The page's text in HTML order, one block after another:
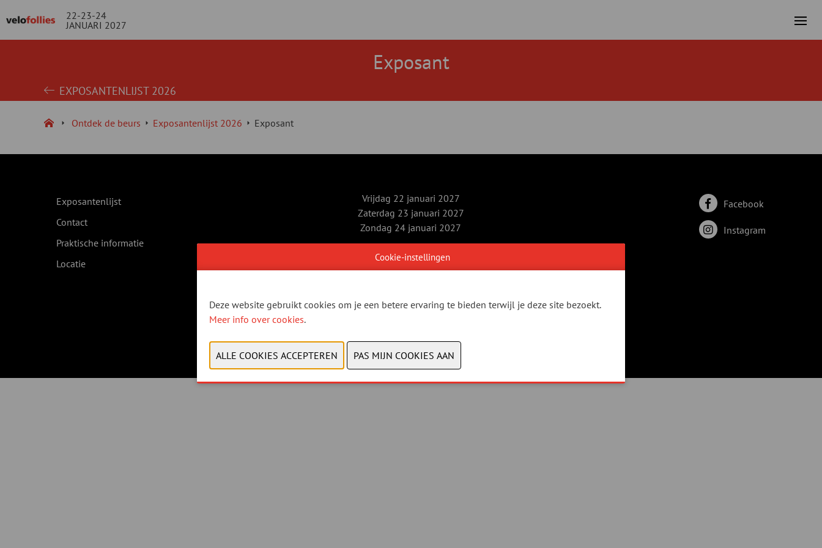
22-23-24
JANUARI 2027
Exposant
EXPOSANTENLIJST 2026
Ontdek de beurs Exposantenlijst 2026 Exposant
Exposantenlijst
Contact
Praktische informatie
Locatie
Vrijdag 22 januari 2027
Zaterdag 23 januari 2027
Zondag 24 januari 2027
Xpo Group
velofollies@kortrijkxpo.com
Facebook
Instagram
Privacy policy
Cookies bekijken
Cookie-instellingen
Deze website gebruikt cookies om je een betere ervaring te bieden terwijl je deze site bezoekt.
Meer info over cookies.